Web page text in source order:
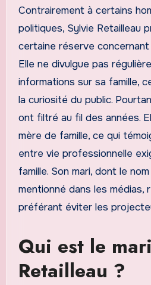
Contrairement à certains
politiques, Sylvie Retailleau
certaine réserve concernant
Elle ne divulgue pas
informations sur sa famille,
la curiosité du public.
ont filtré au fil des années.
mère de famille, ce qui
entre vie professionnelle
famille. Son mari, dont le
mentionné dans les médias,
préférant éviter les
Qui est le
Retailleau ?